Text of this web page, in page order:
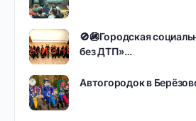
🚫🚳Городская
без ДТП»…
Автогородок в